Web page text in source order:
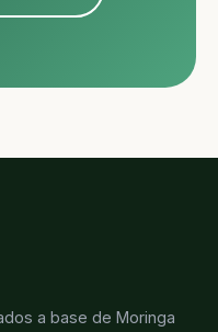
a base de Moringa